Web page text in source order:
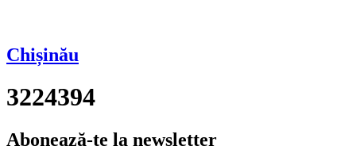
Chișinău
3224394
Abonează-te la newsletter